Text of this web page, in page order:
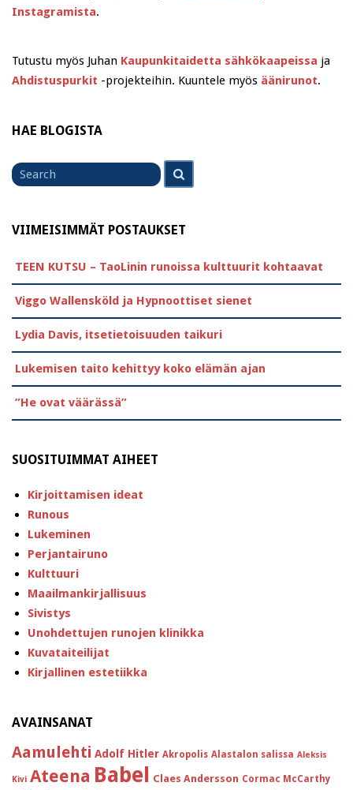
Instagramista.
Tutustu myös Juhan Kaupunkitaidetta sähkökaapeissa ja
Ahdistuspurkit -projekteihin. Kuuntele myös äänirunot.
HAE BLOGISTA
Search
for
VIIMEISIMMÄT POSTAUKSET
TEEN KUTSU – TaoLinin runoissa kulttuurit kohtaavat
Viggo Wallensköld ja Hypnoottiset sienet
Lydia Davis, itsetietoisuuden taikuri
Lukemisen taito kehittyy koko elämän ajan
”He ovat väärässä”
SUOSITUIMMAT AIHEET
Kirjoittamisen ideat
Runous
Lukeminen
Perjantairuno
Kulttuuri
Maailmankirjallisuus
Sivistys
Unohdettujen runojen klinikka
Kuvataiteilijat
Kirjallinen estetiikka
AVAINSANAT
Aamulehti Adolf Hitler Akropolis Alastalon salissa Aleksis
Kivi Ateena Babel Claes Andersson Cormac McCarthy